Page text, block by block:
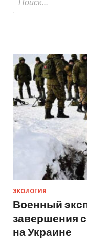
ЭКОЛОГИЯ
Военный
завершения
на Украине